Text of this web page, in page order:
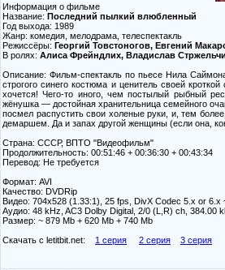
Информация о фильме
Название: Последний пылкий влюбленный
Год выхода: 1989
Жанр: комедия, мелодрама, телеспектакль
Режиссёры: Георгий Товстоногов, Евгений
В ролях: Алиса Фрейндлих, Владислав
Описание: Фильм-спектакль по пьесе Нила
строгого синего костюма и ценитель своей
хочется! Чего-то иного, чем постылый рыбный
жёнушка — достойная хранительница семейного
посмел распустить свои холеные руки, и, тем
демаршем. Да и запах другой женщины (если она,
Страна: СССР, ВПТО "Видеофильм"
Продолжительность: 00:51:46 + 00:36:30 + 00:43:34
Перевод: Не требуется
Формат: AVI
Качество: DVDRip
Видео: 704x528 (1.33:1), 25 fps, DivX Codec 5.x or 6.x
Аудио: 48 kHz, AC3 Dolby Digital, 2/0 (L,R) ch, 384.00
Размер: ~ 879 Mb + 620 Mb + 740 Mb
Скачать с letitbit.net: 1 серия 2 серия 3 серия